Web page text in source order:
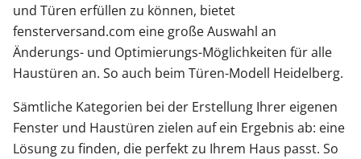
und Türen erfüllen zu können, bietet
fensterversand.com eine große Auswahl an
Änderungs- und Optimierungs-Möglichkeiten für alle
Haustüren an. So auch beim Türen-Modell Heidelberg.
Sämtliche Kategorien bei der Erstellung Ihrer eigenen
Fenster und Haustüren zielen auf ein Ergebnis ab: eine
Lösung zu finden, die perfekt zu Ihrem Haus passt. So